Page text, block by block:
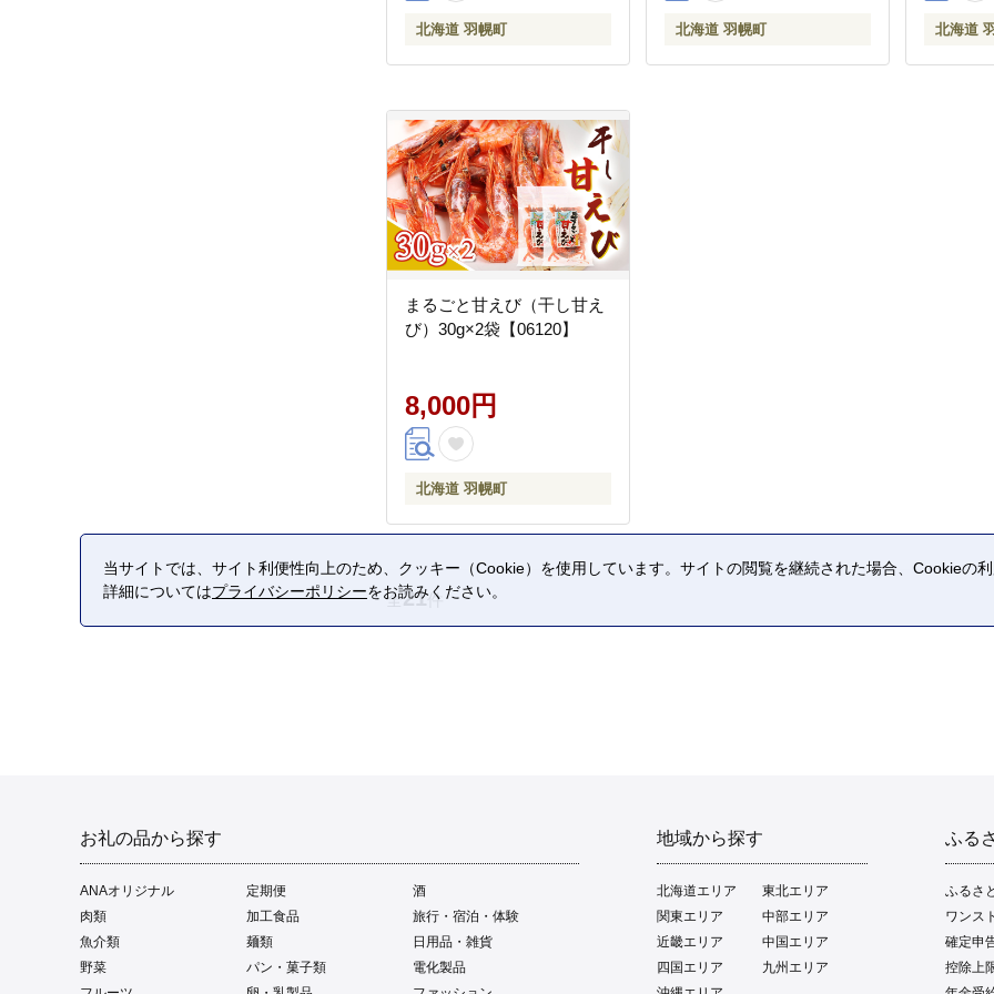
北海道 羽幌町 北海道 羽幌町 北海道
まるごと甘えび（干し甘え
び）30g×2袋【06120】
8,000円
北海道 羽幌町
全21件
お礼の品から探す
ANAオリジナル 定期便
酒
肉類
加工食品
旅行・宿泊・体験
魚介類
麺類
日用品・雑貨
野菜
パン・菓子類
電化製品
地域から探す
北海道エリア
東北エリア
関東エリア
中部エリア
近畿エリア
中国エリア
四国エリア
九州エリア
ふる
ふるさ
ワンス
確定申
控除上
当サイトでは、サイト利便性向上のため、クッキー（Cookie）を使用しています。サイトの閲覧を継続された場合、Cookieの
詳細についてはプライバシーポリシーをお読みください。